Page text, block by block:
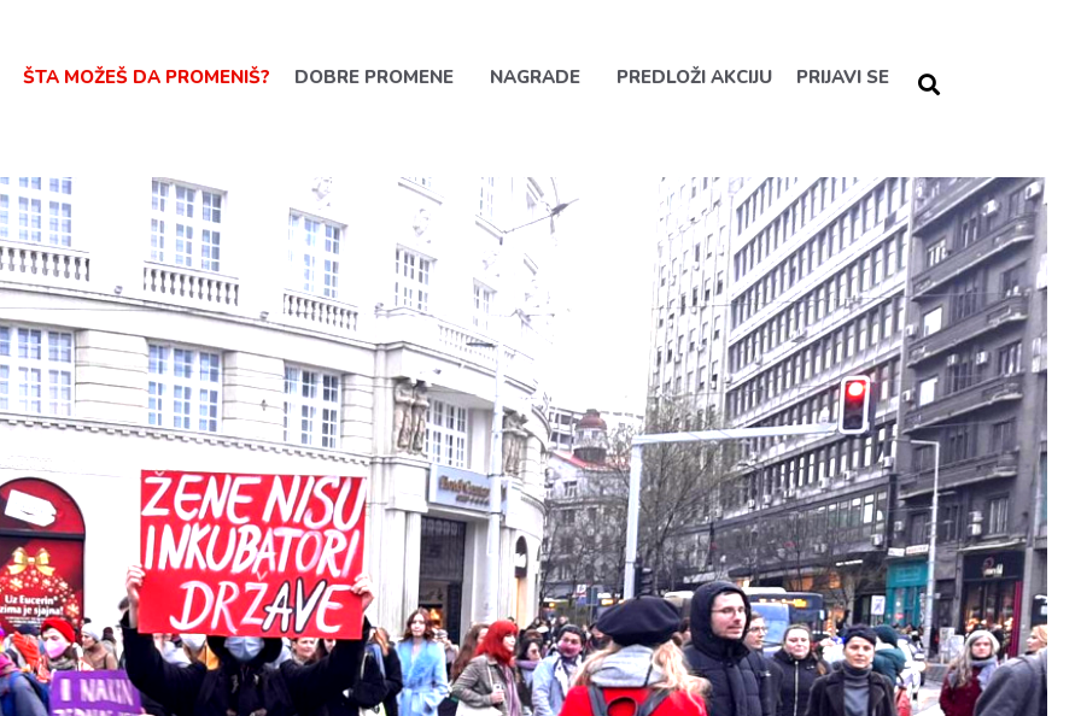
ŠTA MOŽEŠ DA PROMENIŠ? DOBRE PROMENE NAGRADE PREDLOŽI AKCIJU PRIJAVI SE